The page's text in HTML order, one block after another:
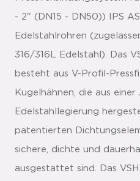
- 2" (DN15 - DN50)) IPS
Edelstahlrohren
316/316L Edelstahl). Das
besteht aus V-Profil-
Kugelhähnen, die aus einer
Edelstahllegierung
patentierten
sichere, dichte und
ausgestattet sind. Das